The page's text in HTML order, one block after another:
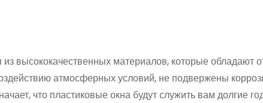
высококачественных материалов, которые обладают
атмосферных условий, не подвержены
что пластиковые окна будут служить вам долгие